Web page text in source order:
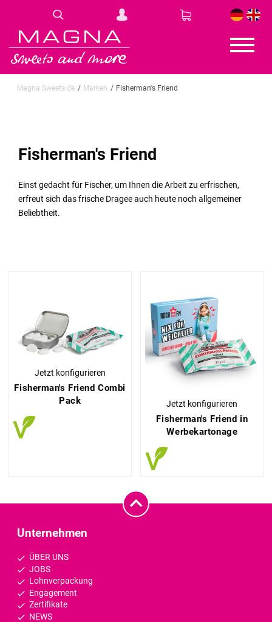
DE EN
Magna Sweets de Marken Fisherman's Friend
Fisherman's Friend
Einst gedacht für Fischer, um Ihnen die Arbeit zu erfrischen,
erfreut sich das frische Dragee auch heute noch allgemeiner
Beliebtheit.
Jetzt konfigurieren
Fisherman's Friend Combi
Pack
Jetzt konfigurieren
Fisherman's Friend in
Werbekartonage
Unternehmen
ÜBER UNS
JOBS
Lohnverpackung
Engagement
Zertifikate
NEWS